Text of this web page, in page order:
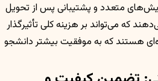
متعدد و پشتیبانی پس از تحویل
که می‌تواند بر هزینه کلی تأثیرگذار
هستند که به موفقیت بیشتر دانشجو